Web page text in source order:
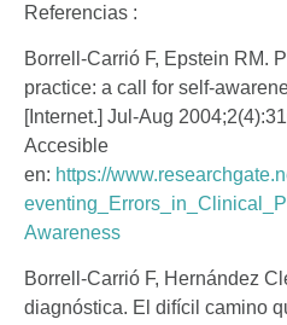
Referencias :
Borrell-Carrió F, Epstein RM.
practice: a call for self-
[Internet.] Jul-Aug
Accesible
en: https://
Awareness
Borrell-Carrió F, Hernández
diagnóstica. El difícil camino